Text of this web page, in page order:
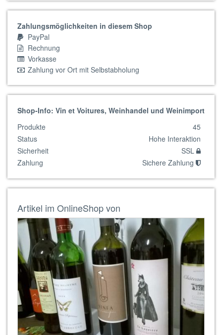
Zahlungsmöglichkeiten in diesem Shop
PayPal
Rechnung
Vorkasse
Zahlung vor Ort mit Selbstabholung
Shop-Info: Vin et Voitures, Weinhandel und Weinimport
Produkte
45
Status
Hohe Interaktion
Sicherheit
SSL
Zahlung
Sichere Zahlung
Artikel im OnlineShop von